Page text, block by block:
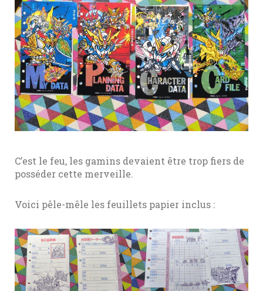
C’est le feu, les gamins devaient être trop fiers de
posséder cette merveille.
Voici pêle-mêle les feuillets papier inclus :